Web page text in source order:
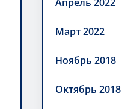
Март 2022
Ноябрь 2018
Октябрь 2018